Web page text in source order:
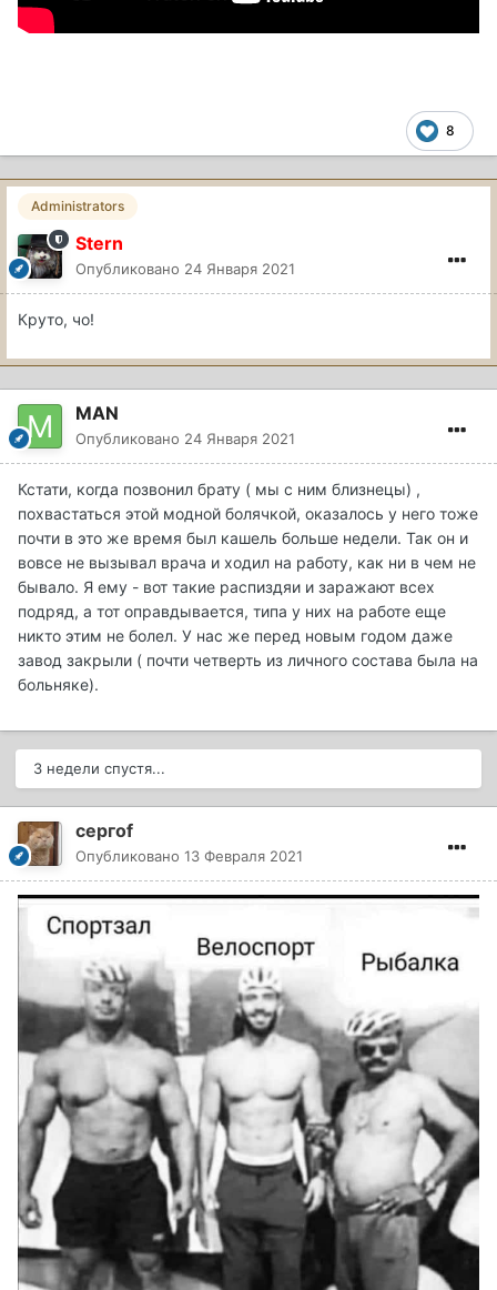
8
Administrators
Stern
Опубликовано 24 Января 2021
Круто, чо!
MAN
Опубликовано 24 Января 2021
Кстати, когда позвонил брату ( мы с ним близнецы) ,
похвастаться этой модной болячкой, оказалось у него тоже
почти в это же время был кашель больше недели. Так он и
вовсе не вызывал врача и ходил на работу, как ни в чем не
бывало. Я ему - вот такие распиздяи и заражают всех
подряд, а тот оправдывается, типа у них на работе еще
никто этим не болел. У нас же перед новым годом даже
завод закрыли ( почти четверть из личного состава была на
больняке).
3 недели спустя...
сергоf
Опубликовано 13 Февраля 2021